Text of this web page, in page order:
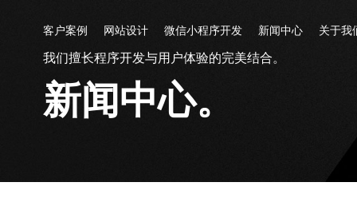
客户案例 网站设计 微信小程序开发 新闻中心 关于我
我们擅长程序开发与用户体验的完美结合。
新闻中心。